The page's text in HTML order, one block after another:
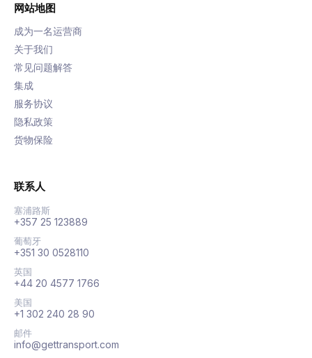
网站地图
成为一名运营商
关于我们
常见问题解答
集成
服务协议
隐私政策
货物保险
联系人
塞浦路斯
+357 25 123889
葡萄牙
+351 30 0528110
英国
+44 20 4577 1766
美国
+1 302 240 28 90
邮件
info@gettransport.com